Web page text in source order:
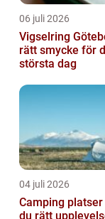
06 juli 2026
Vigselring
rätt smycke för
största dag
04 juli 2026
Camping platser så hittar
du rätt